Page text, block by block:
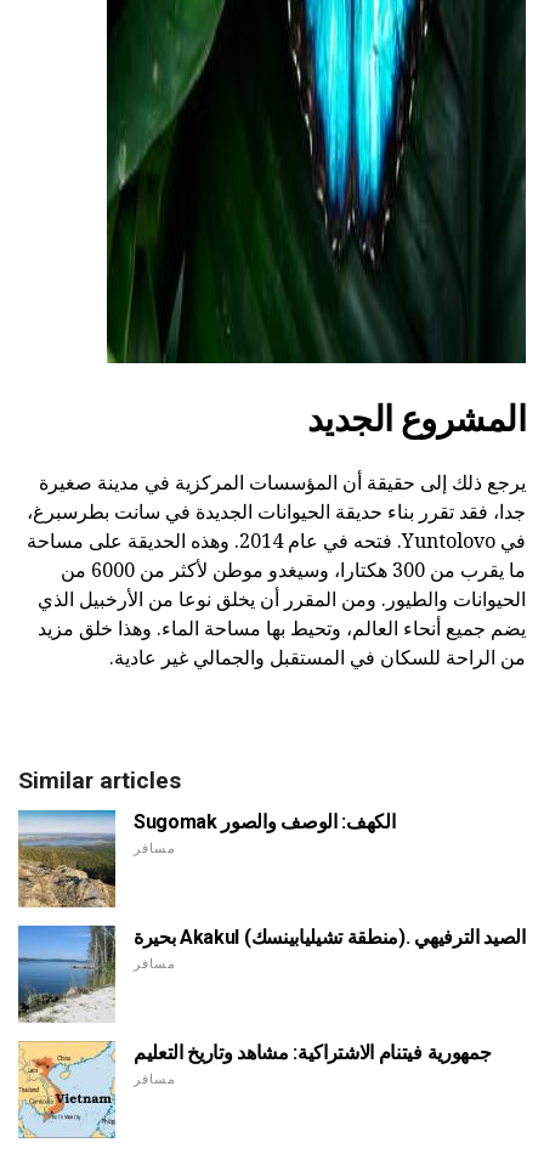
المشروع الجديد
يرجع ذلك إلى حقيقة أن المؤسسات المركزية في مدينة صغيرة
جدا، فقد تقرر بناء حديقة الحيوانات الجديدة في سانت بطرسبرغ،
في Yuntolovo. فتحه في عام 2014. وهذه الحديقة على مساحة
ما يقرب من 300 هكتارا، وسيغدو موطن لأكثر من 6000 من
الحيوانات والطيور. ومن المقرر أن يخلق نوعا من الأرخبيل الذي
يضم جميع أنحاء العالم، وتحيط بها مساحة الماء. وهذا خلق مزيد
من الراحة للسكان في المستقبل والجمالي غير عادية.
Similar articles
Sugomak الكهف: الوصف والصور
مسافر
بحيرة Akakul (منطقة تشيليابينسك). الصيد الترفيهي
مسافر
جمهورية فيتنام الاشتراكية: مشاهد وتاريخ التعليم
مسافر